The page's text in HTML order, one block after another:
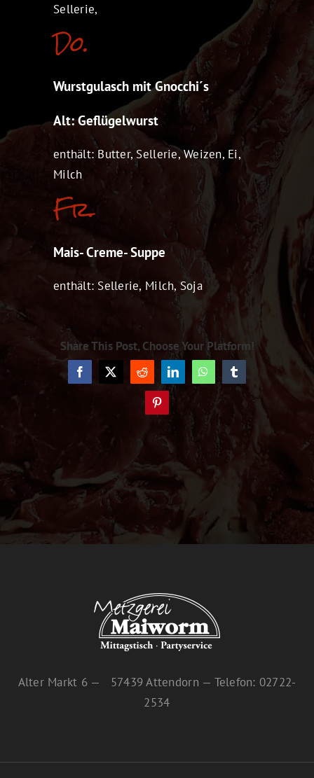
Sellerie,
Do.
Wurstgulasch mit Gnocchi´s
Alt: Geflügelwurst
enthält: Butter, Sellerie, Weizen, Ei,
Milch
Fr.
Mais- Creme- Suppe
enthält: Sellerie, Milch, Soja
Share This Post, Choose Your Platform!
Facebook
X RedditLinkedInWhatsAppTumblr
Pinterest
Alter Markt 6 — 57439 Attendorn — Telefon: 02722-
2534